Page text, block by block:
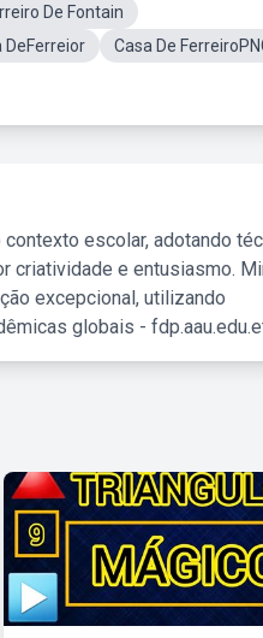
De Fontain
DeFerreior
Casa De
escolar, adotando
criatividade e entusiasmo.
excepcional, utilizando
globais -